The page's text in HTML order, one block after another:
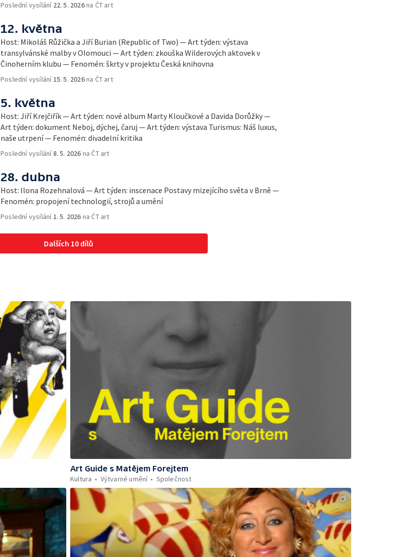
Poslední vysílání 22. 5. 2026na ČT art
12. května
Host: Mikoláš Růžička a Jiří Burian (Republic of Two) — Art týden: výstava
transylvánské malby v Olomouci — Art týden: zkouška Wilderových aktovek v
Činoherním klubu — Fenomén: škrty v projektu Česká knihovna
Poslední vysílání15. 5. 2026na ČT art
5. května
Host: Jiří Krejčiřík — Art týden: nové album Marty Kloučkové a Davida Dorůžky —
Art týden: dokument Neboj, dýchej, čaruj — Art týden: výstava Turismus: Náš luxus,
naše utrpení — Fenomén: divadelní kritika
Poslední vysílání8. 5. 2026 na ČT art
28. dubna
Host: Ilona Rozehnalová — Art týden: inscenace Postavy mizejícího světa v Brně —
Fenomén: propojení technologií, strojů a umění
Poslední vysílání1. 5. 2026 na ČT art
Dalších 10 dílů
Art Guide s Matějem Forejtem
Kultura
Výtvarné umění Společnost